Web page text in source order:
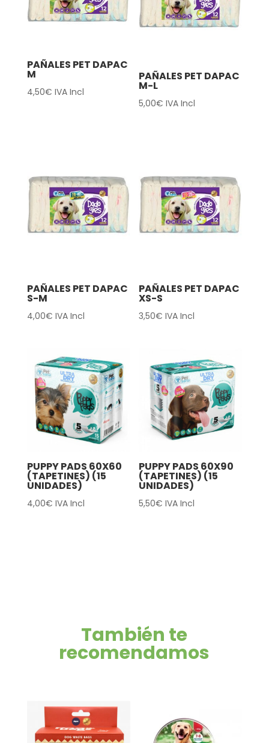
PAÑALES PET DAPAC
M
4,50€ IVA Incl
PAÑALES PET DAPAC
M-L
5,00€ IVA Incl
PAÑALES PET DAPAC
S-M
4,00€ IVA Incl
PAÑALES PET DAPAC
XS-S
3,50€ IVA Incl
PUPPY PADS 60X60
(TAPETINES) (15
UNIDADES)
4,00€ IVA Incl
PUPPY PADS 60X90
(TAPETINES) (15
UNIDADES)
5,50€ IVA Incl
También te
recomendamos